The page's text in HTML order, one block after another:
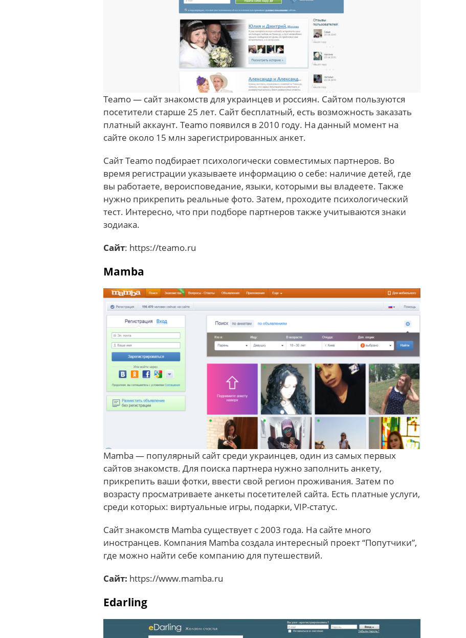
Teamo — сайт знакомств для украинцев и россиян. Сайтом пользуются
посетители старше 25 лет. Сайт бесплатный, есть возможность заказать
платный аккаунт. Teamo появился в 2010 году. На данный момент на
сайте около 15 млн зарегистрированных анкет.
Сайт Teamo подбирает психологически совместимых партнеров. Во
время регистрации указываете информацию о себе: наличие детей, где
вы работаете, вероисповедание, языки, которыми вы владеете. Также
нужно прикрепить реальные фото. Затем, проходите психологический
тест. Интересно, что при подборе партнеров также учитываются знаки
зодиака.
Сайт: https://teamo.ru
Mamba
Mamba — популярный сайт среди украинцев, один из самых первых
сайтов знакомств. Для поиска партнера нужно заполнить анкету,
прикрепить ваши фотки, ввести свой регион проживания. Затем по
возрасту просматриваете анкеты посетителей сайта. Есть платные услуги,
среди которых: виртуальные игры, подарки, VIP-статус.
Сайт знакомств Mamba существует с 2003 года. На сайте много
иностранцев. Компания Mamba создала интересный проект “Попутчики”,
где можно найти себе компанию для путешествий.
Сайт: https://www.mamba.ru
Edarling